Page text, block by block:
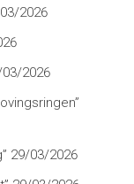
2026
2026
29/03/2026